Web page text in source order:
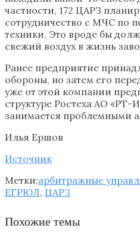
частности, 172 ЦАРЗ
сотрудничество с МЧС по
техники. Это вроде бы
свежий воздух в жизнь
Ранее предприятие
обороны, но затем его
уже от этой компании
структуре Ростеха АО «РТ-
занимается проблемными
Илья Ершов
Источник
Метки:арбитражные
ЕГРЮЛ, ЦАРЗ
Похожие темы